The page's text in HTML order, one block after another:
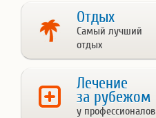
Отдых
Самый лучший
отдых
Лечение
за рубежом
у профессионалов